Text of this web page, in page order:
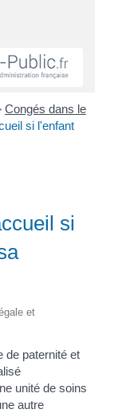
Congés dans le
si l'enfant
si
et
de paternité et
unité de soins
autre